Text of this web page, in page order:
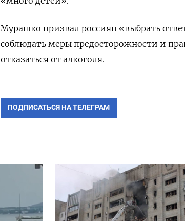
Мурашко призвал россиян «выбрать
соблюдать меры предосторожности и
отказаться от алкоголя.
ПОДПИСАТЬСЯ НА ТЕЛЕГРАМ